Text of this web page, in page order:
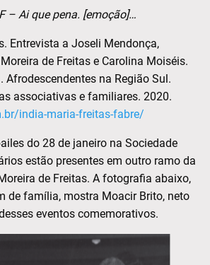
– Ai que pena. [emoção]…
Entrevista a Joseli Mendonça,
de Freitas e Carolina Moiséis.
Afrodescendentes na Região Sul.
associativas e familiares. 2020.
india-maria-freitas-fabre/
do 28 de janeiro na Sociedade
estão presentes em outro ramo da
de Freitas. A fotografia abaixo,
de família, mostra Moacir Brito, neto
eventos comemorativos.